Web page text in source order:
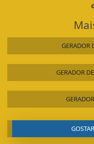
GERADOR
GERADOR